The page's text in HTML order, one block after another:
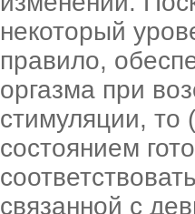
некоторый
правило,
оргазма при
стимуляции, то
состоянием
связанной с